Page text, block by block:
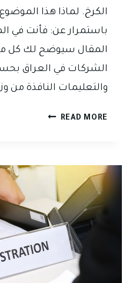
الكرخ. لماذا هذا
باستمرار عن: فأنت في
المقال سيوضح لك كل
الشركات في العراق
والتعليمات النافذة من
READ MORE إجراءات
القانون
العراقي